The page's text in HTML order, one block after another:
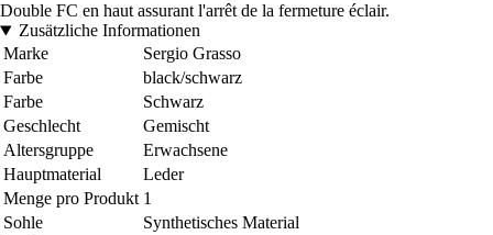
Double FC en haut assurant l'arrêt de la fermeture éclair.
Zusätzliche Informationen
Marke
Sergio Grasso
Farbe
black/schwarz
Farbe
Schwarz
Geschlecht
Gemischt
Altersgruppe
Erwachsene
Hauptmaterial
Leder
Menge pro Produkt 1
Sohle
Synthetisches Material